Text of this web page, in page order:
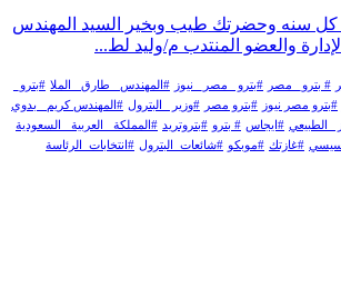
سنه وحضرتك طيب وبخير السيد المهندس
والعضو المنتدب م/وليد لط...
# بترو_ مصر #بترو _مصر_ نيوز #المهندس _طارق _الملا #بترو_
#بترو مصر نيوز #بترو مصر #وزير _البترول #المهندس كريم_ بدوي
_الطبيعي #ايجاس # بترو #بتروتريد #المملكة _العربية _السعودية
#غازتك #موبكو #شائعات_البترول #انتخابات_الرئاسة